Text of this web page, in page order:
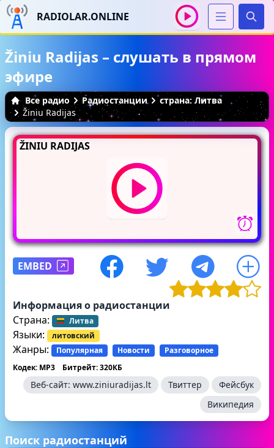
RADIOLAR.ONLINE
Žiniu Radijas – слушать в прямом
эфире
Все радио Радиостанции
страна: Литва
Žiniu Radijas
ŽINIU RADIJAS
EMBED
Информация о радиостанции
Страна:
Литва
Языки: литовский
Жанры: Популярная Новости
Разговорное
Кодек: MP3
Битрейт: 320КБ
Веб-сайт: www.ziniuradijas.lt Твиттер
Фейсбук
Википедия
Поиск радиостанций